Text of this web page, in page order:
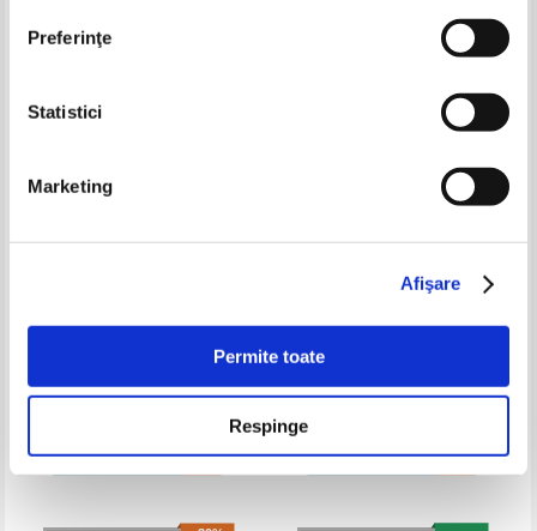
Preferinţe
Statistici
Marketing
Afişare
Permite toate
Respinge
Pret:20,00Lei Lei
Jules Verne - Arhipelagul in
Adaugă în coș
-60%
Peter F. Hamilton - Golul
Adaugă în coș